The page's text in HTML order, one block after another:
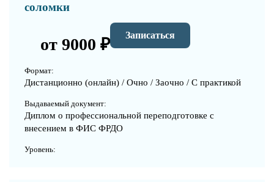
соломки
от 9000 ₽ Записаться
Формат:
Дистанционно (онлайн) / Очно / Заочно / С практикой
Выдаваемый документ:
Диплом о профессиональной переподготовке с
внесением в ФИС ФРДО
Уровень: